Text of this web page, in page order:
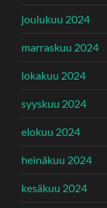
joulukuu 2024
marraskuu 2024
lokakuu 2024
syyskuu 2024
elokuu 2024
heinäkuu 2024
kesäkuu 2024